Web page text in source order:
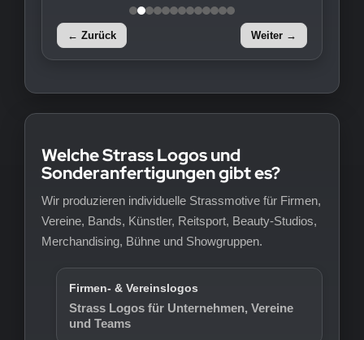
← Zurück Weiter →
Welche Strass Logos und
Sonderanfertigungen gibt es?
Wir produzieren individuelle Strassmotive für Firmen,
Vereine, Bands, Künstler, Reitsport, Beauty-Studios,
Merchandising, Bühne und Showgruppen.
Firmen- & Vereinslogos
Strass Logos für Unternehmen, Vereine
und Teams